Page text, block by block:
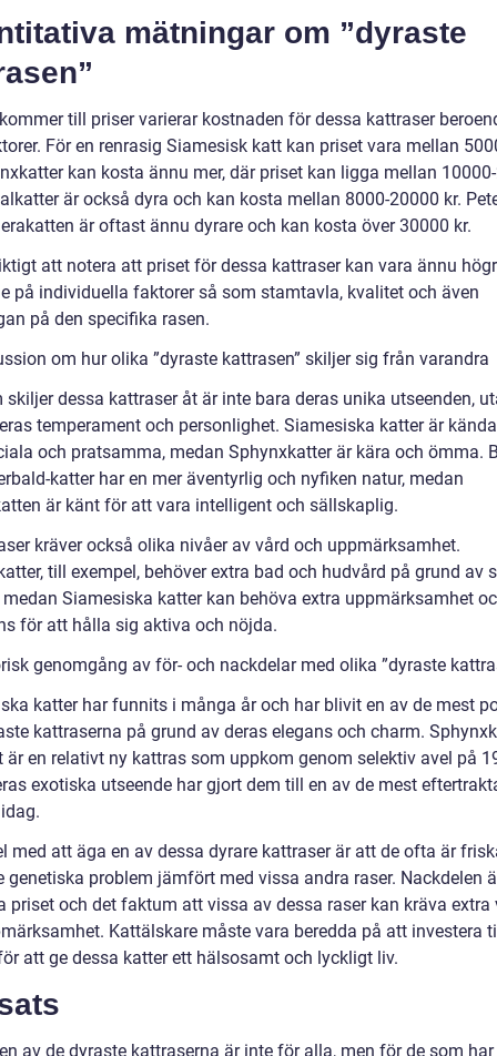
mätningar om ”dyraste
till priser varierar kostnaden för dessa kattraser
För en renrasig Siamesisk katt kan priset vara mellan
kan kosta ännu mer, där priset kan ligga mellan
är också dyra och kan kosta mellan 8000-20000 kr.
är oftast ännu dyrare och kan kosta över 30000 kr.
att notera att priset för dessa kattraser kan vara ännu
på individuella faktorer så som stamtavla, kvalitet och även
på den specifika rasen.
om hur olika ”dyraste kattrasen” skiljer sig från varandra
skiljer dessa kattraser åt är inte bara deras unika utseenden,
temperament och personlighet. Siamesiska katter är
och pratsamma, medan Sphynxkatter är kära och ömma.
katter har en mer äventyrlig och nyfiken natur, medan
är känt för att vara intelligent och sällskaplig.
kräver också olika nivåer av vård och uppmärksamhet.
till exempel, behöver extra bad och hudvård på grund av
Siamesiska katter kan behöva extra uppmärksamhet
för att hålla sig aktiva och nöjda.
genomgång av för- och nackdelar med olika ”dyraste
katter har funnits i många år och har blivit en av de mest
kattraserna på grund av deras elegans och charm.
är en relativt ny kattras som uppkom genom selektiv avel på
exotiska utseende har gjort dem till en av de mest
med att äga en av dessa dyrare kattraser är att de ofta är
genetiska problem jämfört med vissa andra raser. Nackdelen
priset och det faktum att vissa av dessa raser kan kräva extra
Kattälskare måste vara beredda på att investera
att ge dessa katter ett hälsosamt och lyckligt liv.
av de dyraste kattraserna är inte för alla, men för de som